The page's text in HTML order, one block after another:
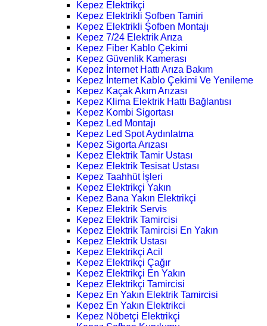
Kepez Elektrikçi
Kepez Elektrikli Şofben Tamiri
Kepez Elektrikli Şofben Montajı
Kepez 7/24 Elektrik Arıza
Kepez Fiber Kablo Çekimi
Kepez Güvenlik Kamerası
Kepez İnternet Hattı Arıza Bakım
Kepez İnternet Kablo Çekimi Ve Yenileme
Kepez Kaçak Akım Arızası
Kepez Klima Elektrik Hattı Bağlantısı
Kepez Kombi Sigortası
Kepez Led Montajı
Kepez Led Spot Aydınlatma
Kepez Sigorta Arızası
Kepez Elektrik Tamir Ustası
Kepez Elektrik Tesisat Ustası
Kepez Taahhüt İşleri
Kepez Elektrikçi Yakın
Kepez Bana Yakın Elektrikçi
Kepez Elektrik Servis
Kepez Elektrik Tamircisi
Kepez Elektrik Tamircisi En Yakın
Kepez Elektrik Ustası
Kepez Elektrikçi Acil
Kepez Elektrikçi Çağır
Kepez Elektrikçi En Yakın
Kepez Elektrikçi Tamircisi
Kepez En Yakın Elektrik Tamircisi
Kepez En Yakın Elektrikci
Kepez Nöbetçi Elektrikçi